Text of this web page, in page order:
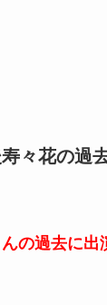
々花の過
の過去に出